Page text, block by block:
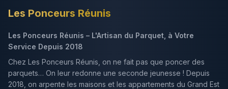
Les Ponceurs Réunis
Les Ponceurs Réunis – L'Artisan du Parquet, à Votre
Service Depuis 2018
Chez Les Ponceurs Réunis, on ne fait pas que poncer des
parquets… On leur redonne une seconde jeunesse ! Depuis
2018, on arpente les maisons et les appartements du Grand Est